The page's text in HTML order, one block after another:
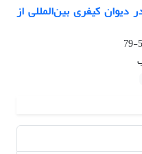
کیفری بین‌المللی از